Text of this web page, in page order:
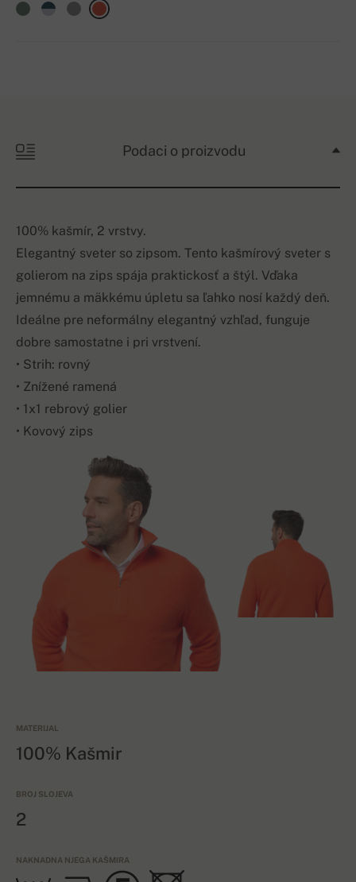
Podaci o proizvodu
100% kašmír, 2 vrstvy.
Elegantný sveter so zipsom. Tento kašmírový sveter s
golierom na zips spája praktickosť a štýl. Vďaka
jemnému a mäkkému úpletu sa ľahko nosí každý deň.
Ideálne pre neformálny elegantný vzhľad, funguje
dobre samostatne i pri vrstvení.
• Strih: rovný
• Znížené ramená
• 1x1 rebrový golier
• Kovový zips
MATERIJAL
100% Kašmir
BROJ SLOJEVA
2
NAKNADNA NJEGA KAŠMIRA